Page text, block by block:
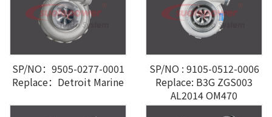
SP/NO：9505-0277-0001
Replace：Detroit Marine
SP/NO : 9105-0512-0006
Replace: B3G ZGS003
AL2014 OM470
A4700903180